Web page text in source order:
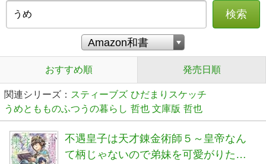
検索
おすすめ順 発売日順
関連シリーズ： スティーブズ ひだまりスケッチ
うめともものふつうの暮らし 哲也 文庫版 哲也
不遇皇子は天才錬金術師５～皇帝なん
て柄じゃないので弟妹を可愛がりた